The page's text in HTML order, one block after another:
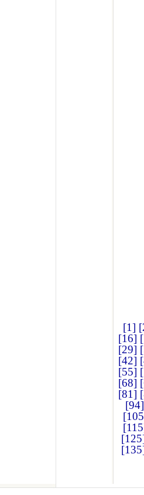
[1]
[16]
[29]
[42]
[55]
[68]
[81]
[94]